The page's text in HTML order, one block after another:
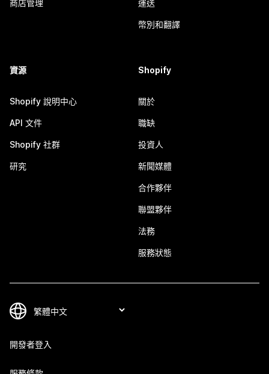
商店管理 運送
幣別和翻譯
資源
Shopify 說明中心
API 文件
Shopify 社群
研究
Shopify
關於
職缺
投資人
新聞媒體
合作夥伴
聯盟夥伴
法務
服務狀態
開發者登入